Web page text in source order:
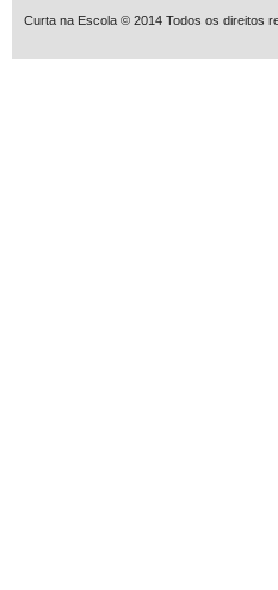
Curta na Escola © 2014 Todos os direitos